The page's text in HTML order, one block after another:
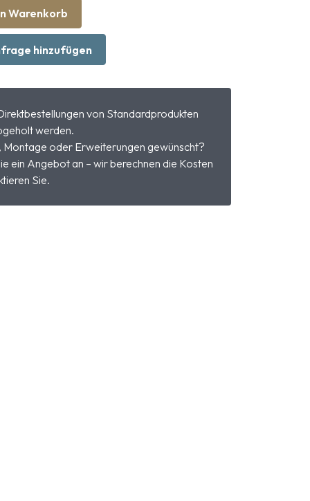
Warenkorb
hinzufügen
von Standardprodukten
werden.
Montage oder Erweiterungen gewünscht?
ein Angebot an – wir berechnen die Kosten
Sie.